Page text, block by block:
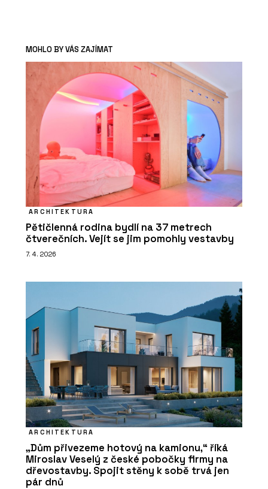
MOHLO BY VÁS ZAJÍMAT
ARCHITEKTURA
Pětičlenná rodina bydlí na 37 metrech
čtverečních. Vejít se jim pomohly vestavby
7. 4. 2026
ARCHITEKTURA
„Dům přivezeme hotový na kamionu,“ říká
Miroslav Veselý z české pobočky firmy na
dřevostavby. Spojit stěny k sobě trvá jen
pár dnů